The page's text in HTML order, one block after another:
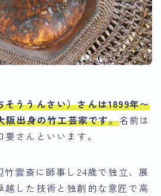
そううんさい）さんは1899年〜
阪出身の竹工芸家です。名前は
さんといいます。
竹雲斎に師事し24歳で独立、展
越した技術と独創的な意匠で高